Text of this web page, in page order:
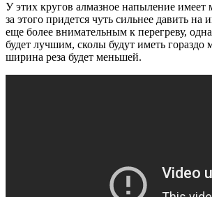
У этих кругов алмазное напыление имеет
за этого придется чуть сильнее давить на
еще более внимательным к перегреву,
будет лучшим, сколы будут иметь гораздо
ширина реза будет меньшей.